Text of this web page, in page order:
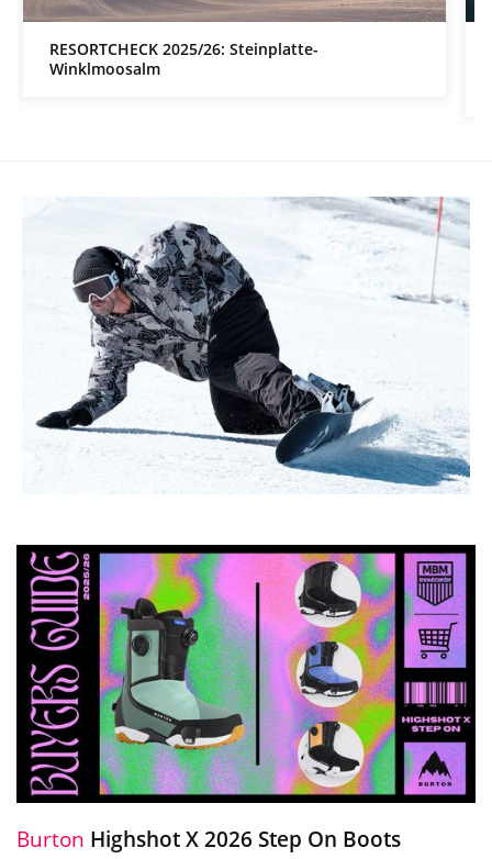
RESORTCHECK 2025/26: Steinplatte-
Winklmoosalm
Burton Highshot X 2026 Step On Boots